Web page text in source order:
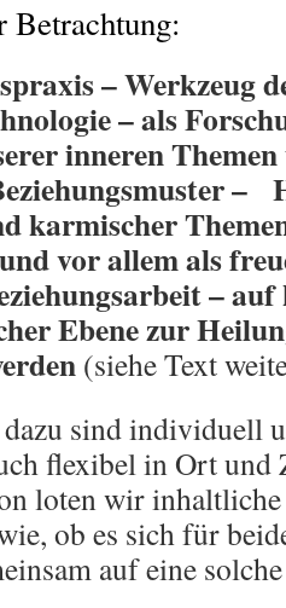
Betrachtung:
– Werkzeug
– als
inneren
–
karmischer
vor allem als
–
Ebene zur
(siehe Text
sind individuell
flexibel in Ort und
loten wir
ob es sich für
auf eine solche